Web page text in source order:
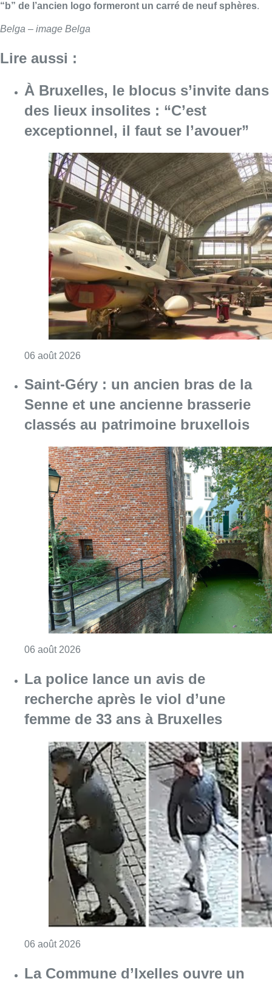
“b” de l’ancien logo formeront un carré de neuf sphères.
Belga – image Belga
Lire aussi :
À Bruxelles, le blocus s’invite dans
des lieux insolites : “C’est
exceptionnel, il faut se l’avouer”
06 août 2026
Saint-Géry : un ancien bras de la
Senne et une ancienne brasserie
classés au patrimoine bruxellois
06 août 2026
La police lance un avis de
recherche après le viol d’une
femme de 33 ans à Bruxelles
06 août 2026
La Commune d’Ixelles ouvre un